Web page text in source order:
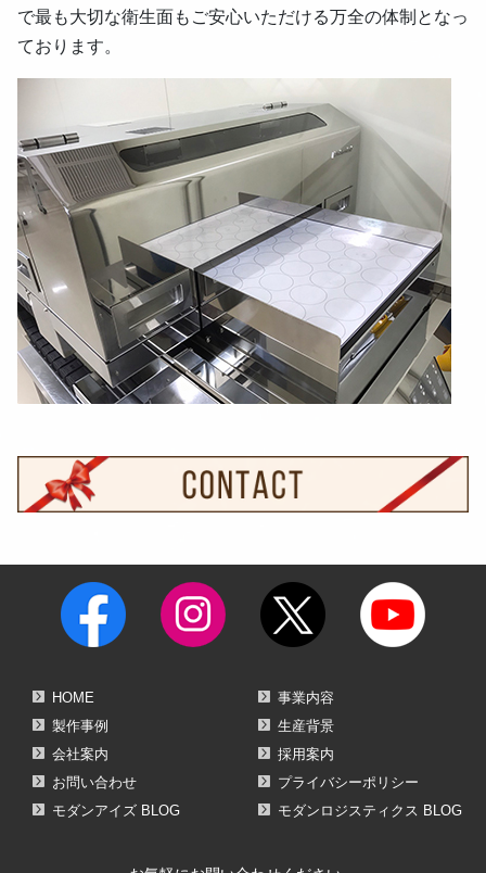
で最も大切な衛生面もご安心いただける万全の体制となっ
ております。
HOME
製作事例
会社案内
お問い合わせ
モダンアイズ BLOG
事業内容
生産背景
採用案内
プライバシーポリシー
モダンロジスティクス BLOG